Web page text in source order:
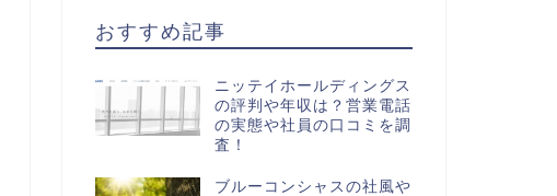
おすすめ記事
ニッテイホールディングス
の評判や年収は？営業電話
の実態や社員の口コミを調
査！
ブルーコンシャスの社風や